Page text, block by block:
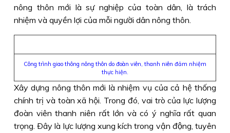
nông thôn mới là sự nghiệp của toàn dân, là trách
nhiệm và quyền lợi của mỗi người dân nông thôn.
Công trình giao thông nông thôn do đoàn viên, thanh niên đảm nhiệm
thực hiện.
Xây dựng nông thôn mới là nhiệm vụ của cả hệ thống
chính trị và toàn xã hội. Trong đó, vai trò của lực lượng
đoàn viên thanh niên rất lớn và có ý nghĩa rất quan
trọng. Ðây là lực lượng xung kích trong vận động, tuyên